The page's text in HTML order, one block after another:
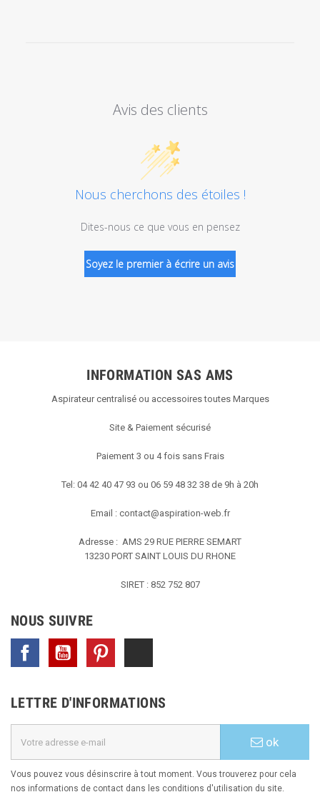
Avis des clients
Nous cherchons des étoiles !
Dites-nous ce que vous en pensez
Soyez le premier à écrire un avis
INFORMATION SAS AMS
Aspirateur centralisé ou accessoires toutes Marques
Site & Paiement sécurisé
Paiement 3 ou 4 fois sans Frais
Tel: 04 42 40 47 93 ou 06 59 48 32 38 de 9h à 20h
Email : contact@aspiration-web.fr
Adresse : AMS 29 RUE PIERRE SEMART
13230 PORT SAINT LOUIS DU RHONE
SIRET : 852 752 807
NOUS SUIVRE
Facebook YouTube
LETTRE D'INFORMATIONS
ok
Vous pouvez vous désinscrire à tout moment. Vous trouverez pour cela
nos informations de contact dans les conditions d'utilisation du site.